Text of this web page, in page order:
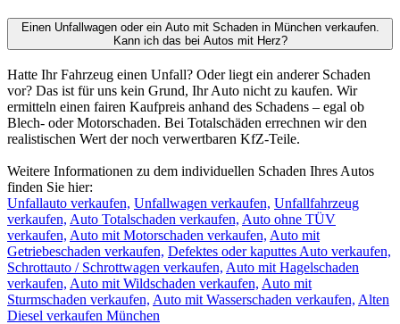
Einen Unfallwagen oder ein Auto mit Schaden in München verkaufen.
Kann ich das bei Autos mit Herz?
Hatte Ihr Fahrzeug einen Unfall? Oder liegt ein anderer Schaden
vor? Das ist für uns kein Grund, Ihr Auto nicht zu kaufen. Wir
ermitteln einen fairen Kaufpreis anhand des Schadens – egal ob
Blech- oder Motorschaden. Bei Totalschäden errechnen wir den
realistischen Wert der noch verwertbaren KfZ-Teile.
Weitere Informationen zu dem individuellen Schaden Ihres Autos
finden Sie hier:
Unfallauto verkaufen, Unfallwagen verkaufen, Unfallfahrzeug
verkaufen, Auto Totalschaden verkaufen, Auto ohne TÜV
verkaufen, Auto mit Motorschaden verkaufen, Auto mit
Getriebeschaden verkaufen, Defektes oder kaputtes Auto verkaufen,
Schrottauto / Schrottwagen verkaufen, Auto mit Hagelschaden
verkaufen, Auto mit Wildschaden verkaufen, Auto mit
Sturmschaden verkaufen, Auto mit Wasserschaden verkaufen, Alten
Diesel verkaufen München